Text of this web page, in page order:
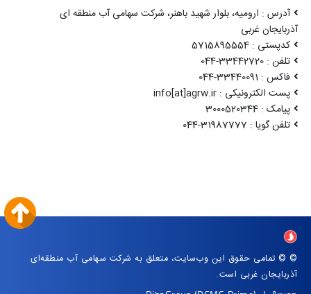
آدرس : ارومیه، بلوار شهید باهنر، شرکت سهامی آب منطقه ای
آذربایجان غربی
کدپستی : 5715895554
تلفن : 33442720-044
فاکس : 33440091-044
پست الکترونیکی : info[at]agrw.ir
پیامک : 3000520344
تلفن گویا : 31987777-044
© © تمامی حقوق این وب‌سایت، متعلق به شرکت سهامی آب منطقه‌ای
آذربایجان غربی است.